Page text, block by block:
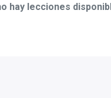
hay lecciones